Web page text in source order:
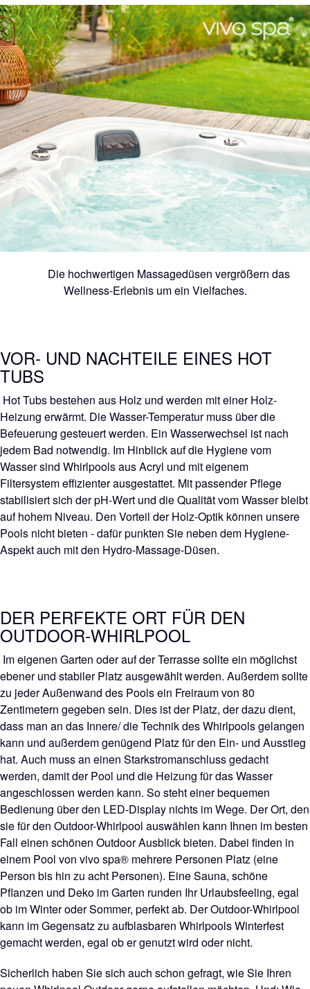
Die hochwertigen Massagedüsen vergrößern das
Wellness-Erlebnis um ein Vielfaches.
VOR- UND NACHTEILE EINES HOT
TUBS
Hot Tubs bestehen aus Holz und werden mit einer Holz-
Heizung erwärmt. Die Wasser-Temperatur muss über die
Befeuerung gesteuert werden. Ein Wasserwechsel ist nach
jedem Bad notwendig. Im Hinblick auf die Hygiene vom
Wasser sind Whirlpools aus Acryl und mit eigenem
Filtersystem effizienter ausgestattet. Mit passender Pflege
stabilisiert sich der pH-Wert und die Qualität vom Wasser bleibt
auf hohem Niveau. Den Vorteil der Holz-Optik können unsere
Pools nicht bieten - dafür punkten Sie neben dem Hygiene-
Aspekt auch mit den Hydro-Massage-Düsen.
DER PERFEKTE ORT FÜR DEN
OUTDOOR-WHIRLPOOL
Im eigenen Garten oder auf der Terrasse sollte ein möglichst
ebener und stabiler Platz ausgewählt werden. Außerdem sollte
zu jeder Außenwand des Pools ein Freiraum von 80
Zentimetern gegeben sein. Dies ist der Platz, der dazu dient,
dass man an das Innere/ die Technik des Whirlpools gelangen
kann und außerdem genügend Platz für den Ein- und Ausstieg
hat. Auch muss an einen Starkstromanschluss gedacht
werden, damit der Pool und die Heizung für das Wasser
angeschlossen werden kann. So steht einer bequemen
Bedienung über den LED-Display nichts im Wege. Der Ort, den
sie für den Outdoor-Whirlpool auswählen kann Ihnen im besten
Fall einen schönen Outdoor Ausblick bieten. Dabei finden in
einem Pool von vivo spa® mehrere Personen Platz (eine
Person bis hin zu acht Personen). Eine Sauna, schöne
Pflanzen und Deko im Garten runden Ihr Urlaubsfeeling, egal
ob im Winter oder Sommer, perfekt ab. Der Outdoor-Whirlpool
kann im Gegensatz zu aufblasbaren Whirlpools Winterfest
gemacht werden, egal ob er genutzt wird oder nicht.
Sicherlich haben Sie sich auch schon gefragt, wie Sie Ihren